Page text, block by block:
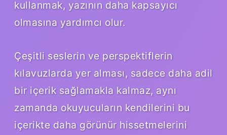
kullanmak, yazının daha kapsayıcı
olmasına yardımcı olur.
Çeşitli seslerin ve perspektiflerin
kılavuzlarda yer alması, sadece daha adil
bir içerik sağlamakla kalmaz, aynı
zamanda okuyucuların kendilerini bu
içerikte daha görünür hissetmelerini